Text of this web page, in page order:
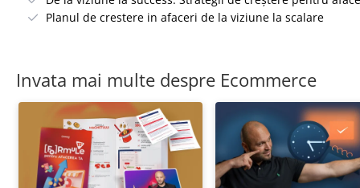
Planul de crestere in afaceri de la viziune la scalare
Invata mai multe despre Ecommerce